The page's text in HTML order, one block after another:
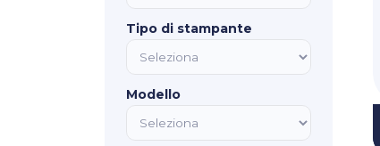
Tipo di stampante
Modello